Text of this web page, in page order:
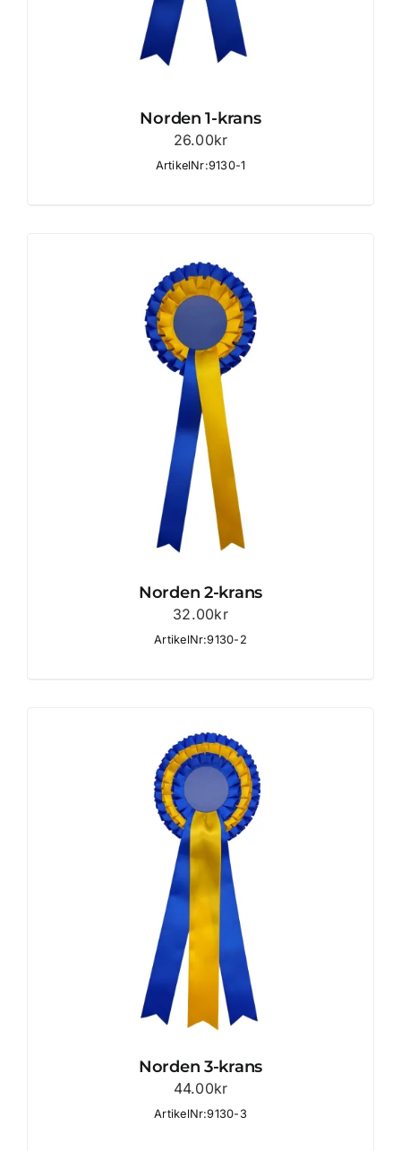
Norden 1-krans
26.00kr
ArtikelNr:9130-1
Norden 2-krans
32.00kr
ArtikelNr:9130-2
Norden 3-krans
44.00kr
ArtikelNr:9130-3